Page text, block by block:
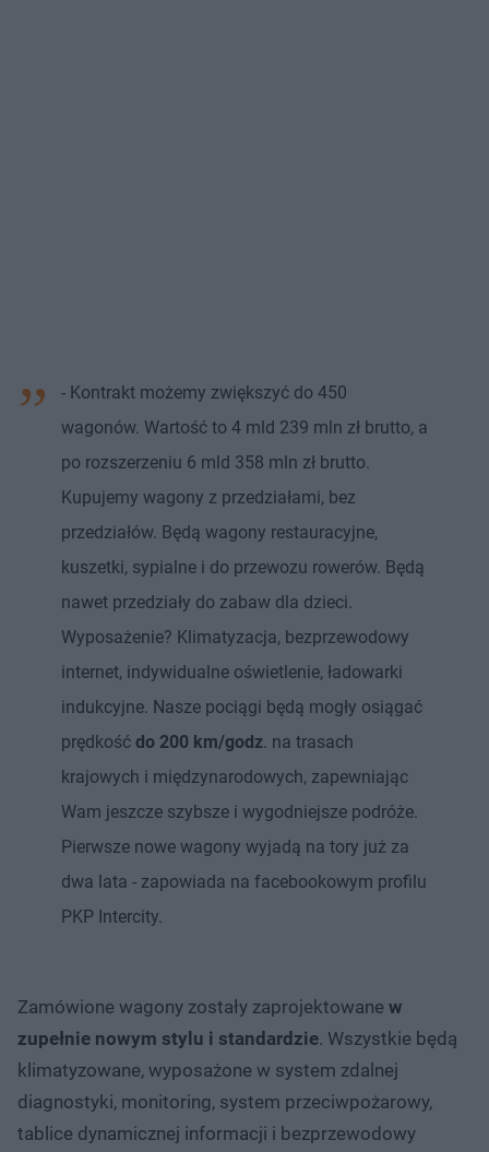
- Kontrakt możemy zwiększyć do 450
wagonów. Wartość to 4 mld 239 mln zł brutto, a
po rozszerzeniu 6 mld 358 mln zł brutto.
Kupujemy wagony z przedziałami, bez
przedziałów. Będą wagony restauracyjne,
kuszetki, sypialne i do przewozu rowerów. Będą
nawet przedziały do zabaw dla dzieci.
Wyposażenie? Klimatyzacja, bezprzewodowy
internet, indywidualne oświetlenie, ładowarki
indukcyjne. Nasze pociągi będą mogły osiągać
prędkość do 200 km/godz. na trasach
krajowych i międzynarodowych, zapewniając
Wam jeszcze szybsze i wygodniejsze podróże.
Pierwsze nowe wagony wyjadą na tory już za
dwa lata - zapowiada na facebookowym profilu
PKP Intercity.
Zamówione wagony zostały zaprojektowane w
zupełnie nowym stylu i standardzie. Wszystkie będą
klimatyzowane, wyposażone w system zdalnej
diagnostyki, monitoring, system przeciwpożarowy,
tablice dynamicznej informacji i bezprzewodowy